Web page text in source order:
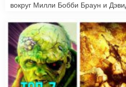
вокруг Милли Бобби Браун и